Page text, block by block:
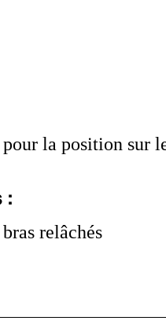
la position sur
:
relâchés